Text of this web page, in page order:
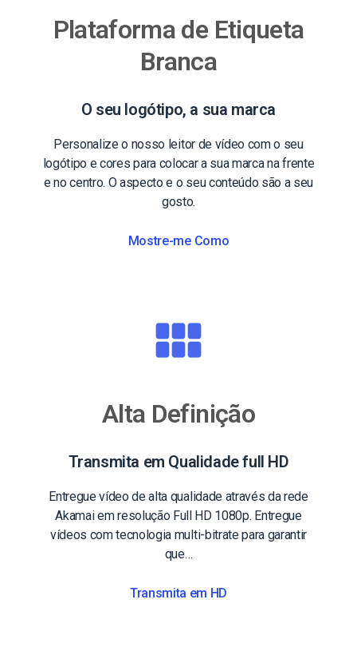
Plataforma de Etiqueta
Branca
O seu logótipo, a sua marca
Personalize o nosso leitor de vídeo com o seu
logótipo e cores para colocar a sua marca na frente
e no centro. O aspecto e o seu conteúdo são a seu
gosto.
Mostre-me Como
Alta Definição
Transmita em Qualidade full HD
Entregue vídeo de alta qualidade através da rede
Akamai em resolução Full HD 1080p. Entregue
vídeos com tecnologia multi-bitrate para garantir
que…
Transmita em HD